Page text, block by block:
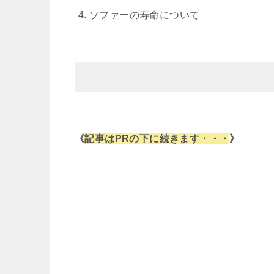
ソファーの寿命について
《記事はPRの下に続きます・・・ 》